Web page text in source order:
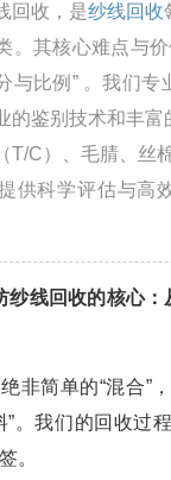
回收，是纱线回收
。其核心难点与
与比例” 。我们专
的鉴别技术和丰富
T/C）、毛腈、丝
供科学评估与高
纱线回收的核心：
非简单的“混合”
”。我们的回收过
。